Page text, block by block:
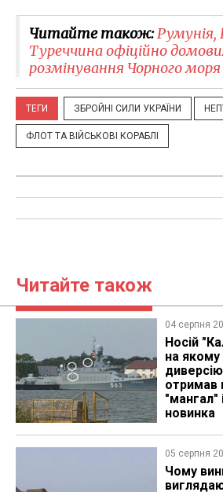
Читайте також:Румунія,
Туреччина офіційно
розмінування Чорного моря
ТЕГИ ЗБРОЙНІ СИЛИ УКРАЇНИ
ФЛОТ ТА ВІЙСЬКОВІ КОРАБЛІ
Читайте також
04 серпня
Носій
на
отримав
"мангал"
новинка
05 серпня
Чому